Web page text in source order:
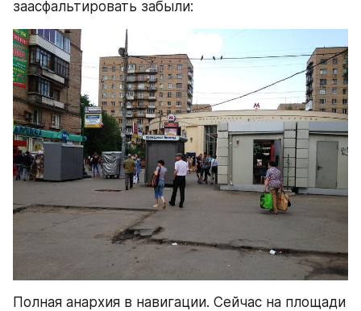
заасфальтировать забыли:
Полная анархия в навигации. Сейчас на площади